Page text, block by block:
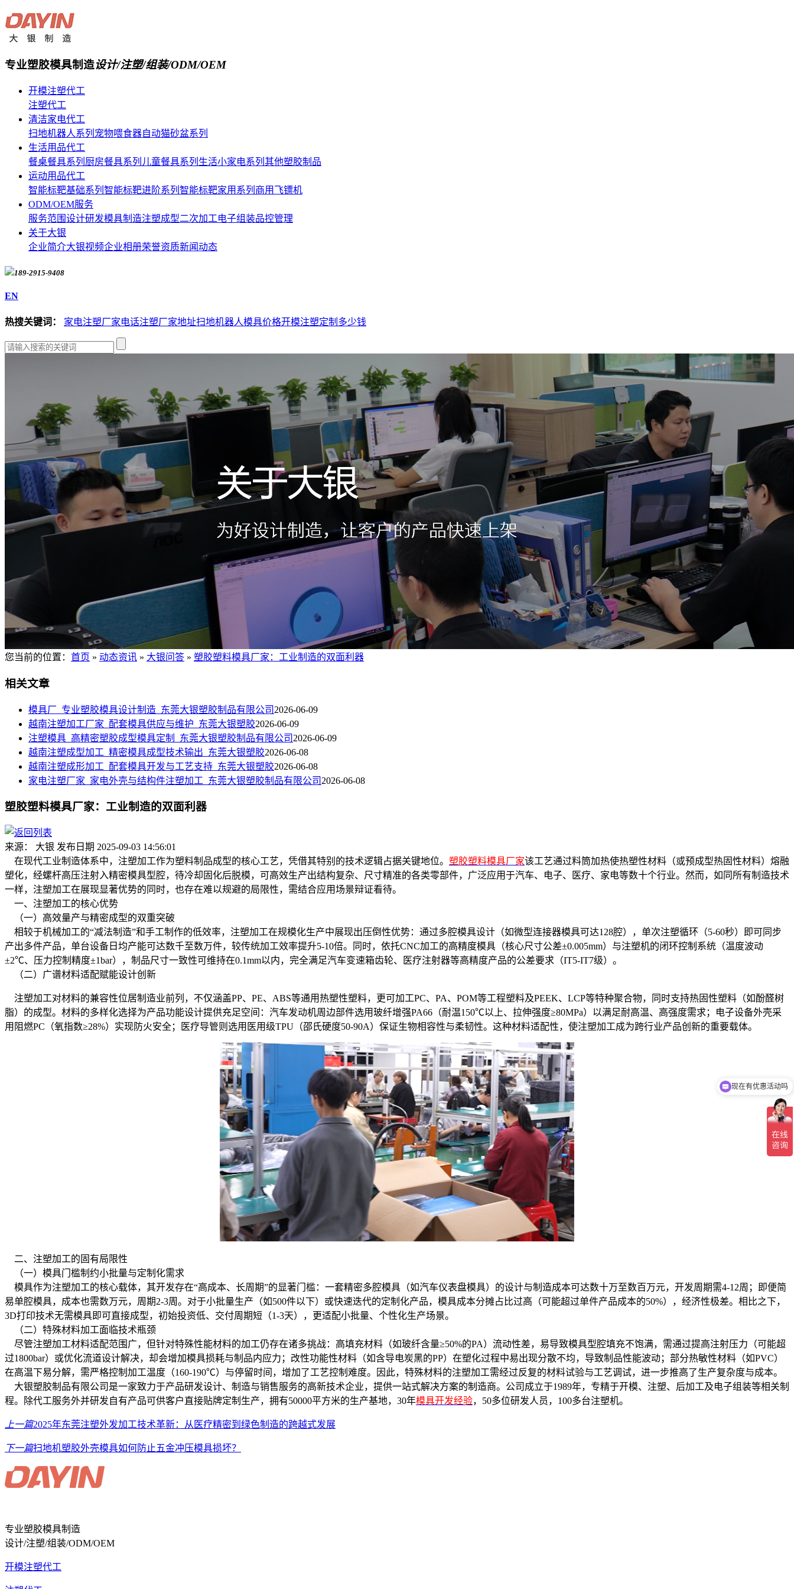
专业塑胶模具制造设计/注塑/组装/ODM/OEM
开模注塑代工
注塑代工
清洁家电代工
扫地机器人系列 宠物喂食器自动猫砂盆系列
生活用品代工
餐桌餐具系列 厨房餐具系列 儿童餐具系列 生活小家电系列 其他塑胶制品
运动用品代工
智能标靶基础系列 智能标靶进阶系列 智能标靶家用系列 商用飞镖机
ODM/OEM服务
服务范围设计研发模具制造注塑成型二次加工电子组装品控管理
关于大银
企业简介大银视频企业相册荣誉资质新闻动态
189-2915-9408
EN
热搜关键词： 家电注塑厂家电话注塑厂家地址扫地机器人模具价格开模注塑定制多少钱
您当前的位置 ： 首页 » 动态资讯 » 大银问答 » 塑胶塑料模具厂家：工业制造的双面利器
相关文章
模具厂_专业塑胶模具设计制造_东莞大银塑胶制品有限公司 2026-06-09
越南注塑加工厂家_配套模具供应与维护_东莞大银塑胶2026-06-09
注塑模具_高精密塑胶成型模具定制_东莞大银塑胶制品有限公司 2026-06-09
越南注塑成型加工_精密模具成型技术输出_东莞大银塑胶2026-06-08
越南注塑成形加工_配套模具开发与工艺支持_东莞大银塑胶2026-06-08
家电注塑厂家_家电外壳与结构件注塑加工_东莞大银塑胶制品有限公司 2026-06-08
塑胶塑料模具厂家：工业制造的双面利器
来源： 大银 发布日期 2025-09-03 14:56:01
在现代工业制造体系中，注塑加工作为塑料制品成型的核心工艺，凭借其特别的技术逻辑占据关键地位。 塑胶塑料模具厂家该工艺通过料筒加热使热塑性材料（或预成型热固性材料）熔融
塑化，经螺杆高压注射入精密模具型腔，待冷却固化后脱模，可高效生产出结构复杂、尺寸精准的各类零部件，广泛应用于汽车、电子、医疗、家电等数十个行业。然而，如同所有制造技术
一样，注塑加工在展现显著优势的同时，也存在难以规避的局限性，需结合应用场景辩证看待。
一、注塑加工的核心优势
（一）高效量产与精密成型的双重突破
相较于机械加工的“减法制造”和手工制作的低效率，注塑加工在规模化生产中展现出压倒性优势：通过多腔模具设计（如微型连接器模具可达128腔），单次注塑循环（5-60秒）即可同步
产出多件产品，单台设备日均产能可达数千至数万件，较传统加工效率提升5-10倍。同时，依托CNC加工的高精度模具（核心尺寸公差±0.005mm）与注塑机的闭环控制系统（温度波动
±2℃、压力控制精度±1bar），制品尺寸一致性可维持在0.1mm以内，完全满足汽车变速箱齿轮、医疗注射器等高精度产品的公差要求（IT5-IT7级）。
（二）广谱材料适配赋能设计创新
注塑加工对材料的兼容性位居制造业前列，不仅涵盖PP、PE、ABS等通用热塑性塑料，更可加工PC、PA、POM等工程塑料及PEEK、LCP等特种聚合物，同时支持热固性塑料（如酚醛树
脂）的成型。材料的多样化选择为产品功能设计提供充足空间：汽车发动机周边部件选用玻纤增强PA66（耐温150℃以上、拉伸强度≥80MPa）以满足耐高温、高强度需求；电子设备外壳采
用阻燃PC（氧指数≥28%）实现防火安全；医疗导管则选用医用级TPU（邵氏硬度50-90A）保证生物相容性与柔韧性。这种材料适配性，使注塑加工成为跨行业产品创新的重要载体。
二、注塑加工的固有局限性
（一）模具门槛制约小批量与定制化需求
模具作为注塑加工的核心载体，其开发存在“高成本、长周期”的显著门槛：一套精密多腔模具（如汽车仪表盘模具）的设计与制造成本可达数十万至数百万元，开发周期需4-12周；即便简
易单腔模具，成本也需数万元，周期2-3周。对于小批量生产（如500件以下）或快速迭代的定制化产品，模具成本分摊占比过高（可能超过单件产品成本的50%），经济性极差。相比之下，
3D打印技术无需模具即可直接成型，初始投资低、交付周期短（1-3天），更适配小批量、个性化生产场景。
（二）特殊材料加工面临技术瓶颈
尽管注塑加工材料适配范围广，但针对特殊性能材料的加工仍存在诸多挑战：高填充材料（如玻纤含量≥50%的PA）流动性差，易导致模具型腔填充不饱满，需通过提高注射压力（可能超
过1800bar）或优化流道设计解决，却会增加模具损耗与制品内应力；改性功能性材料（如含导电炭黑的PP）在塑化过程中易出现分散不均，导致制品性能波动；部分热敏性材料（如PVC）
在高温下易分解，需严格控制加工温度（160-190℃）与停留时间，增加了工艺控制难度。因此，特殊材料的注塑加工需经过反复的材料试验与工艺调试，进一步推高了生产复杂度与成本。
大银塑胶制品有限公司是一家致力于产品研发设计、制造与销售服务的高新技术企业，提供一站式解决方案的制造商。公司成立于1989年，专精于开模、注塑、后加工及电子组装等相关制
程。除代工服务外并研发自有产品可供客户直接贴牌定制生产，拥有50000平方米的生产基地，30年模具开发经验，50多位研发人员，100多台注塑机。
上一篇2025年东莞注塑外发加工技术革新：从医疗精密到绿色制造的跨越式发展
下一篇扫地机塑胶外壳模具如何防止五金冲压模具损坏？
专业塑胶模具制造
设计/注塑/组装/ODM/OEM
开模注塑代工
可以介绍下你们的产品么